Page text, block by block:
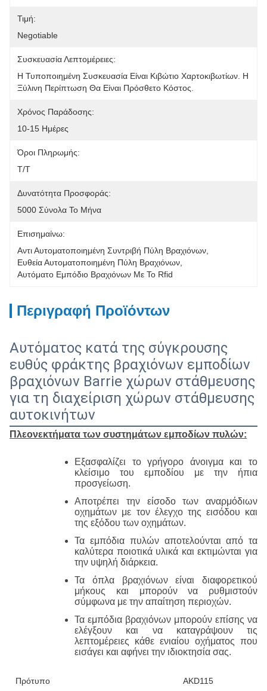
Τιμή:
Negotiable
Συσκευασία Λεπτομέρειες:
Η Τυποποιημένη Συσκευασία Είναι Κιβώτιο Χαρτοκιβωτίων. Η
Ξύλινη Περίπτωση Θα Είναι Πρόσθετο Κόστος.
Χρόνος Παράδοσης:
10-15 Ημέρες
Όροι Πληρωμής:
T/T
Δυνατότητα Προσφοράς:
5000 Σύνολα Το Μήνα
Επισημαίνω:
Αντι Αυτοματοποιημένη Συντριβή Πύλη Βραχιόνων
Ευθεία Αυτοματοποιημένη Πύλη Βραχιόνων
Αυτόματο Εμπόδιο Βραχιόνων Με Το Rfid
Περιγραφή Προϊόντων
Αυτόματος κατά της σύγκρουσης
ευθύς φράκτης βραχιόνων εμποδίων
βραχιόνων Barrie χώρων στάθμευσης
για τη διαχείριση χώρων στάθμευσης
αυτοκινήτων
Πλεονεκτήματα των συστημάτων εμποδίων πυλών:
Εξασφαλίζει το γρήγορο άνοιγμα και το
κλείσιμο του εμποδίου με την ήπια
προσγείωση.
Αποτρέπει την είσοδο των αναρμόδιων
οχημάτων με τον έλεγχο της εισόδου και
της εξόδου των οχημάτων.
Τα εμπόδια πυλών αποτελούνται από τα
καλύτερα ποιοτικά υλικά και εκτιμώνται για
την υψηλή διάρκεια.
Τα όπλα βραχιόνων είναι διαφορετικού
μήκους και μπορούν να ρυθμιστούν
σύμφωνα με την απαίτηση περιοχών.
Τα εμπόδια βραχιόνων μπορούν επίσης να
ελέγξουν και να καταγράψουν τις
λεπτομέρειες κάθε ενιαίου οχήματος που
εισάγει και αφήνει την ιδιοκτησία σας.
Πρότυπο AKD115